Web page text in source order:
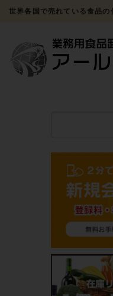
世界各国で売れている食品